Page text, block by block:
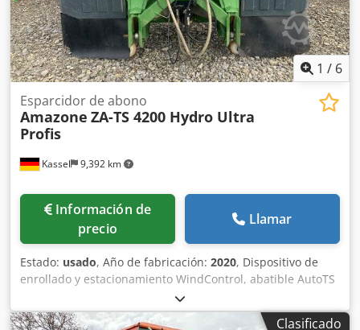
1 / 6
Kassel 9,392 km
Esparcidor de abono
Amazone ZA-TS 4200 Hydro Ultra
Profis
Información de
precio
Llamar
Estado: usado, Año de fabricación: 2020, Dispositivo de
enrollado y estacionamiento WindControl, abatible AutoTS
en ambos lados / Barrera de protección de tubos en L
Sensor de inclinación para sistema de pesaje FlowCheck
Clasificado